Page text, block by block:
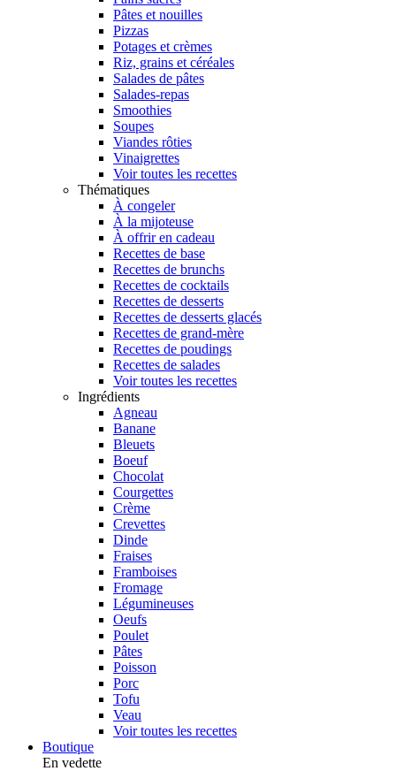
Pâtes et nouilles
Pizzas
Potages et crèmes
Riz, grains et céréales
Salades de pâtes
Salades-repas
Smoothies
Soupes
Viandes rôties
Vinaigrettes
Voir toutes les recettes
Thématiques
À congeler
À la mijoteuse
À offrir en cadeau
Recettes de base
Recettes de brunchs
Recettes de cocktails
Recettes de desserts
Recettes de desserts glacés
Recettes de grand-mère
Recettes de poudings
Recettes de salades
Voir toutes les recettes
Ingrédients
Agneau
Banane
Bleuets
Boeuf
Chocolat
Courgettes
Crème
Crevettes
Dinde
Fraises
Framboises
Fromage
Légumineuses
Oeufs
Poulet
Pâtes
Poisson
Porc
Tofu
Veau
Voir toutes les recettes
Boutique
En vedette